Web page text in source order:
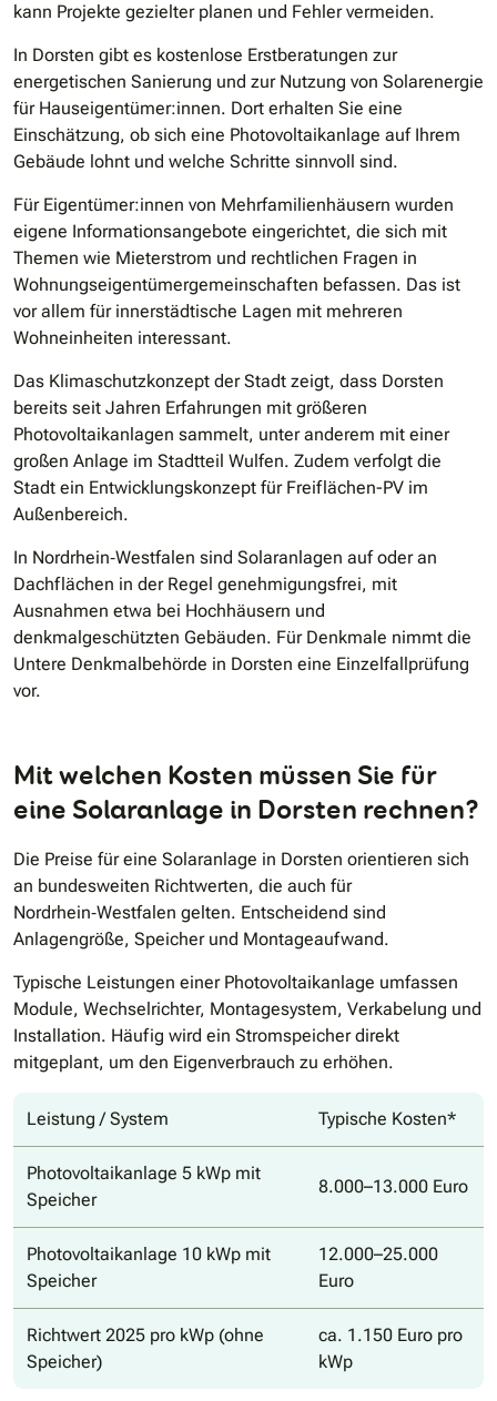
kann Projekte gezielter planen und Fehler vermeiden.
In Dorsten gibt es kostenlose Erstberatungen zur
energetischen Sanierung und zur Nutzung von Solarenergie
für Hauseigentümer:innen. Dort erhalten Sie eine
Einschätzung, ob sich eine Photovoltaikanlage auf Ihrem
Gebäude lohnt und welche Schritte sinnvoll sind.
Für Eigentümer:innen von Mehrfamilienhäusern wurden
eigene Informationsangebote eingerichtet, die sich mit
Themen wie Mieterstrom und rechtlichen Fragen in
Wohnungseigentümergemeinschaften befassen. Das ist
vor allem für innerstädtische Lagen mit mehreren
Wohneinheiten interessant.
Das Klimaschutzkonzept der Stadt zeigt, dass Dorsten
bereits seit Jahren Erfahrungen mit größeren
Photovoltaikanlagen sammelt, unter anderem mit einer
großen Anlage im Stadtteil Wulfen. Zudem verfolgt die
Stadt ein Entwicklungskonzept für Freiflächen-PV im
Außenbereich.
In Nordrhein‑Westfalen sind Solaranlagen auf oder an
Dachflächen in der Regel genehmigungsfrei, mit
Ausnahmen etwa bei Hochhäusern und
denkmalgeschützten Gebäuden. Für Denkmale nimmt die
Untere Denkmalbehörde in Dorsten eine Einzelfallprüfung
vor.
Mit welchen Kosten müssen Sie für
eine Solaranlage in Dorsten rechnen?
Die Preise für eine Solaranlage in Dorsten orientieren sich
an bundesweiten Richtwerten, die auch für
Nordrhein‑Westfalen gelten. Entscheidend sind
Anlagengröße, Speicher und Montageaufwand.
Typische Leistungen einer Photovoltaikanlage umfassen
Module, Wechselrichter, Montagesystem, Verkabelung und
Installation. Häufig wird ein Stromspeicher direkt
mitgeplant, um den Eigenverbrauch zu erhöhen.
Leistung / System Typische Kosten*
Photovoltaikanlage 5 kWp mit
Speicher
8.000–13.000 Euro
Photovoltaikanlage 10 kWp mit
Speicher
12.000–25.000
Euro
Richtwert 2025 pro kWp (ohne
Speicher)
ca. 1.150 Euro pro
kWp